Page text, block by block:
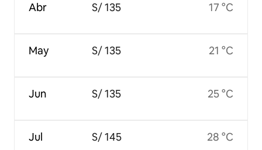
Abr
May
Jun
Jul
S/ 135
S/ 135
S/ 135
S/ 145
17 °C
21 °C
25 °C
28 °C